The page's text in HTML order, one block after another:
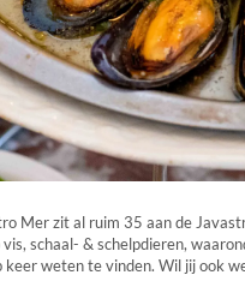
Mer zit al ruim 35 aan de
schaal- & schelpdieren,
weten te vinden. Wil jij ook